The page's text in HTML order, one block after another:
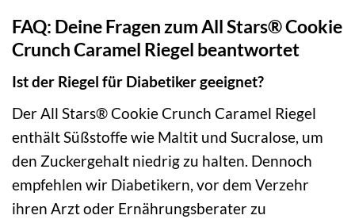
FAQ: Deine Fragen zum All Stars® Cookie
Crunch Caramel Riegel beantwortet
Ist der Riegel für Diabetiker geeignet?
Der All Stars® Cookie Crunch Caramel Riegel
enthält Süßstoffe wie Maltit und Sucralose, um
den Zuckergehalt niedrig zu halten. Dennoch
empfehlen wir Diabetikern, vor dem Verzehr
ihren Arzt oder Ernährungsberater zu